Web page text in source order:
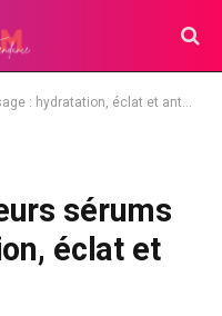
éclat et anti-âge ciblé
sérums
éclat et